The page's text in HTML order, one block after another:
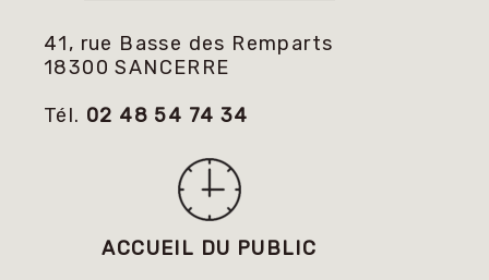
41, rue Basse des Remparts
18300 SANCERRE
Tél. 02 48 54 74 34
ACCUEIL DU PUBLIC